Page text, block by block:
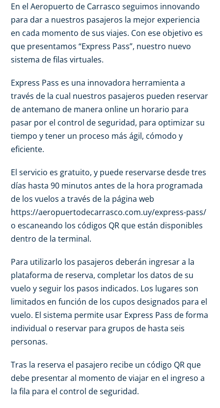
En el Aeropuerto de Carrasco seguimos innovando
para dar a nuestros pasajeros la mejor experiencia
en cada momento de sus viajes. Con ese objetivo es
que presentamos “Express Pass”, nuestro nuevo
sistema de filas virtuales.
Express Pass es una innovadora herramienta a
través de la cual nuestros pasajeros pueden reservar
de antemano de manera online un horario para
pasar por el control de seguridad, para optimizar su
tiempo y tener un proceso más ágil, cómodo y
eficiente.
El servicio es gratuito, y puede reservarse desde tres
días hasta 90 minutos antes de la hora programada
de los vuelos a través de la página web
https://aeropuertodecarrasco.com.uy/express-pass/
o escaneando los códigos QR que están disponibles
dentro de la terminal.
Para utilizarlo los pasajeros deberán ingresar a la
plataforma de reserva, completar los datos de su
vuelo y seguir los pasos indicados. Los lugares son
limitados en función de los cupos designados para el
vuelo. El sistema permite usar Express Pass de forma
individual o reservar para grupos de hasta seis
personas.
Tras la reserva el pasajero recibe un código QR que
debe presentar al momento de viajar en el ingreso a
la fila para el control de seguridad.